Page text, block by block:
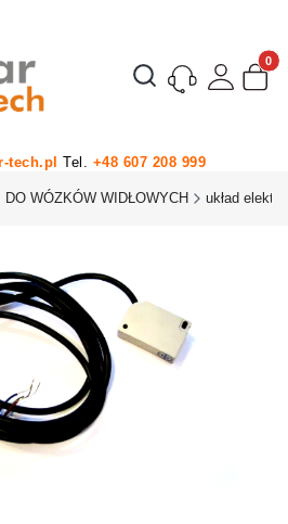
Otwórz wyszukiwarkę
tech.pl Tel. +48 607 208 999
DO WÓZKÓW WIDŁOWYCH układ